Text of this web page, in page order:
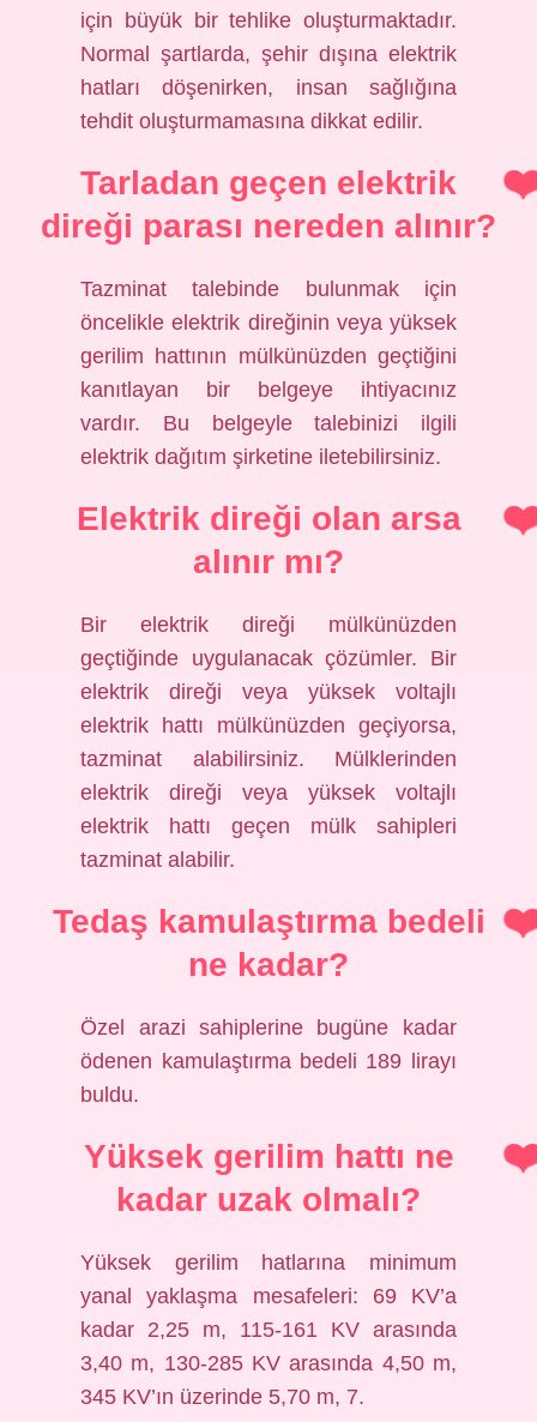
için büyük bir tehlike oluşturmaktadır.
Normal şartlarda, şehir dışına elektrik
hatları döşenirken, insan sağlığına
tehdit oluşturmamasına dikkat edilir.
Tarladan geçen elektrik
direği parası nereden alınır?
Tazminat talebinde bulunmak için
öncelikle elektrik direğinin veya yüksek
gerilim hattının mülkünüzden geçtiğini
kanıtlayan bir belgeye ihtiyacınız
vardır. Bu belgeyle talebinizi ilgili
elektrik dağıtım şirketine iletebilirsiniz.
Elektrik direği olan arsa
alınır mı?
Bir elektrik direği mülkünüzden
geçtiğinde uygulanacak çözümler. Bir
elektrik direği veya yüksek voltajlı
elektrik hattı mülkünüzden geçiyorsa,
tazminat alabilirsiniz. Mülklerinden
elektrik direği veya yüksek voltajlı
elektrik hattı geçen mülk sahipleri
tazminat alabilir.
Tedaş kamulaştırma bedeli
ne kadar?
Özel arazi sahiplerine bugüne kadar
ödenen kamulaştırma bedeli 189 lirayı
buldu.
Yüksek gerilim hattı ne
kadar uzak olmalı?
Yüksek gerilim hatlarına minimum
yanal yaklaşma mesafeleri: 69 KV’a
kadar 2,25 m, 115-161 KV arasında
3,40 m, 130-285 KV arasında 4,50 m,
345 KV’ın üzerinde 5,70 m, 7.